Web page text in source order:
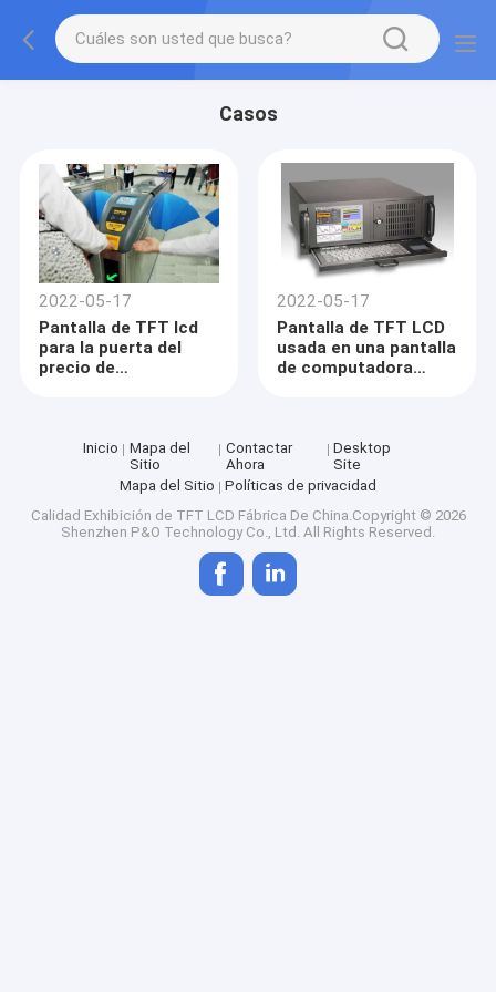
Casos
2022-05-17
Pantalla de TFT lcd
para la puerta del
precio de
2022-05-17
Pantalla de TFT LCD
usada en una pantalla
de computadora
Inicio
Mapa del
Sitio
Contactar
Ahora
Desktop
Site
Mapa del Sitio
Políticas de privacidad
Calidad Exhibición de TFT LCD Fábrica De China.Copyright © 2026
Shenzhen P&O Technology Co., Ltd. All Rights Reserved.